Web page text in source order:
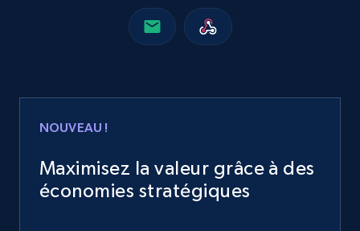
202+
Sku, Product id, Product name, Manufacturer,
and more.
NOUVEAU !
Maximisez la valeur grâce à des
économies stratégiques